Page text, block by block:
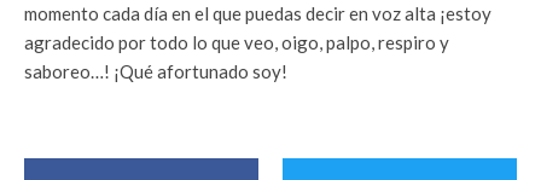
momento cada día en el que puedas decir en voz alta ¡estoy
agradecido por todo lo que veo, oigo, palpo, respiro y
saboreo…! ¡Qué afortunado soy!